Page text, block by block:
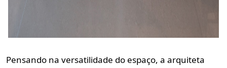
Pensando na versatilidade do espaço, a arquiteta